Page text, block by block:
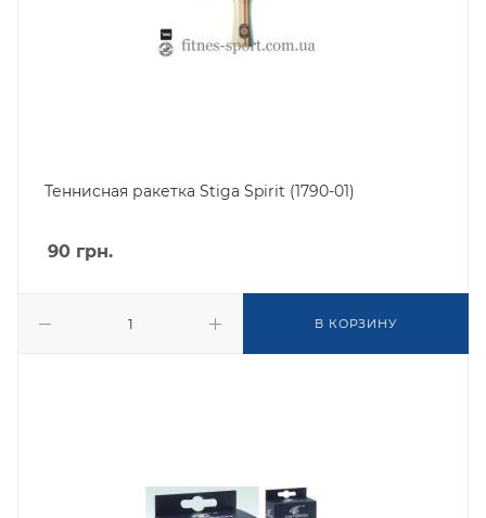
Теннисная ракетка Stiga Spirit (1790-01)
90 грн.
В КОРЗИНУ